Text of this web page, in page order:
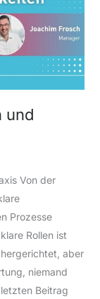
und
Von der
Prozesse
Rollen ist
aber
niemand
Beitrag